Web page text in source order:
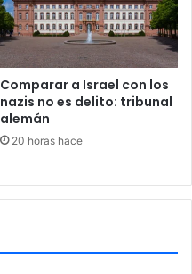
Comparar a Israel con los
nazis no es delito: tribunal
alemán
20 horas hace